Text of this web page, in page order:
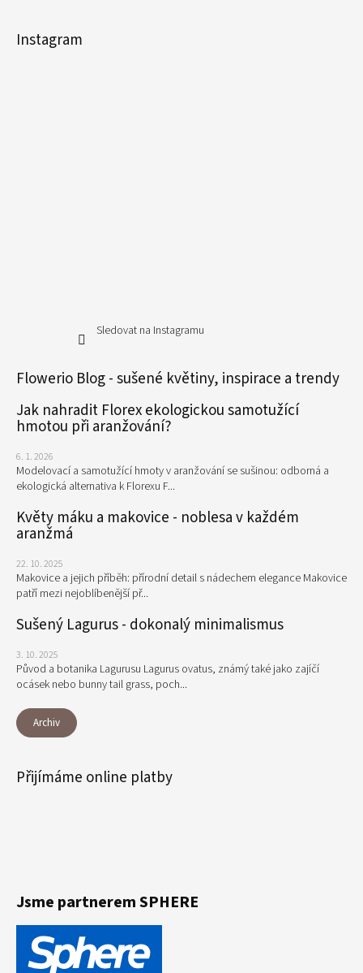
Instagram
Sledovat na Instagramu
Flowerio Blog - sušené květiny, inspirace a trendy
Jak nahradit Florex ekologickou samotužící
hmotou při aranžování?
6. 1. 2026
Modelovací a samotužící hmoty v aranžování se sušinou: odborná a
ekologická alternativa k Florexu F...
Květy máku a makovice - noblesa v každém
aranžmá
22. 10. 2025
Makovice a jejich příběh: přírodní detail s nádechem elegance Makovice
patří mezi nejoblíbenější př...
Sušený Lagurus - dokonalý minimalismus
3. 10. 2025
Původ a botanika Lagurusu Lagurus ovatus, známý také jako zajíčí
ocásek nebo bunny tail grass, poch...
Archiv
Přijímáme online platby
Jsme partnerem SPHERE